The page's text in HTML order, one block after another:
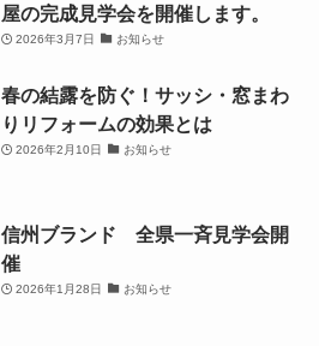
屋の完成見学会を開催します。
2026年3月7日 お知らせ
春の結露を防ぐ！サッシ・窓まわ
りリフォームの効果とは
2026年2月10日 お知らせ
信州ブランド 全県一斉見学会開
催
2026年1月28日 お知らせ